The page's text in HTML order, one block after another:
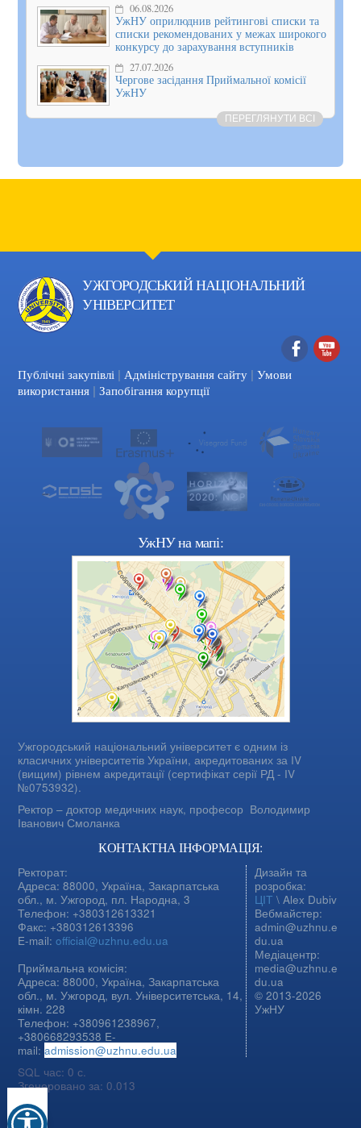
06.08.2026
УжНУ оприлюднив рейтингові списки та
списки рекомендованих у межах широкого
конкурсу до зарахування вступників
27.07.2026
Чергове засідання Приймальної комісії
УжНУ
ПЕРЕГЛЯНУТИ ВСІ
УЖГОРОДСЬКИЙ НАЦІОНАЛЬНИЙ
УНІВЕРСИТЕТ
Facebook
Публічні закупівлі | Адміністрування сайту | Умови
використання | Запобігання корупції
УжНУ на мапі:
Ужгородський національний університет є одним із
класичних університетів України, акредитованих за IV
(вищим) рівнем акредитації (сертифікат серії РД - IV
№0753932).
Ректор – доктор медичних наук, професор Володимир
Іванович Смоланка
КОНТАКТНА ІНФОРМАЦІЯ:
Ректорат:
Адреса: 88000, Україна, Закарпатська
обл., м. Ужгород, пл. Народна, 3
Телефон: +380312613321
Факс: +380312613396
E-mail:official@uzhnu.edu.ua
Приймальна комісія:
Адреса: 88000, Україна, Закарпатська
обл., м. Ужгород, вул. Університетська, 14,
кімн. 228
Телефон: +380961238967,
+380668293538 E-
mail:admission@uzhnu.edu.ua
Дизайн та
розробка:
ЦІТ \ Alex Dubiv
Вебмайстер:
admin@uzhnu.e
du.ua
Медіацентр:
media@uzhnu.e
du.ua
© 2013-2026
УжНУ
SQL час: 0 с.
Згенеровано за: 0.013